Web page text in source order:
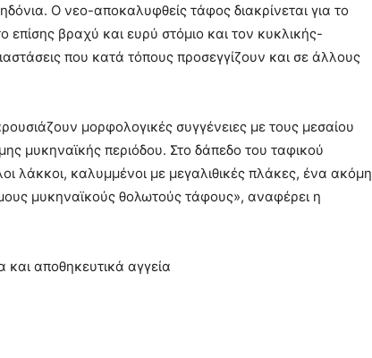
Ο νεο-αποκαλυφθείς τάφος διακρίνεται για το
επίσης βραχύ και ευρύ στόμιο και τον κυκλικής-
που κατά τόπους προσεγγίζουν και σε άλλους
μορφολογικές συγγένειες με τους μεσαίου
μυκηναϊκής περιόδου. Στο δάπεδο του ταφικού
λάκκοι, καλυμμένοι με μεγαλιθικές πλάκες, ένα ακόμη
μυκηναϊκούς θολωτούς τάφους», αναφέρει η